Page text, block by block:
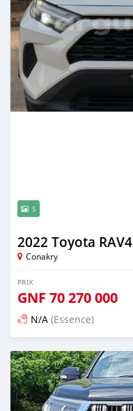
5
2022 Toyota RAV4
Conakry
PRIX
GNF 70 270 000
N/A (Essence)
Publié il y a 12 jours